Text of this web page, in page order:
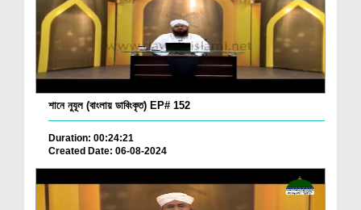
শানে নুযূল (বাংলায় ডাবিংকৃত) EP# 152
Duration: 00:24:21
Created Date: 06-08-2024